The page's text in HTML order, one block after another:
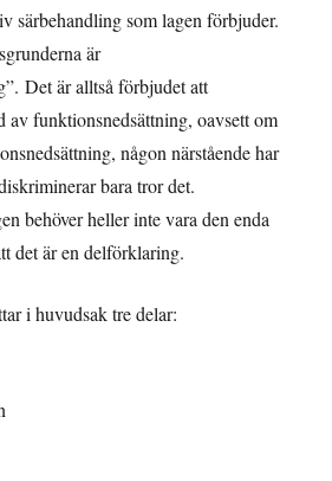
särbehandling som lagen förbjuder.
är
Det är alltså förbjudet att
av funktionsnedsättning, oavsett om
någon närstående har
bara tror det.
behöver heller inte vara den enda
det är en delförklaring.
i huvudsak tre delar: